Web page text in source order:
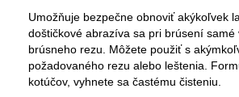
Umožňuje bezpečne obnoviť akýkoľvek
doštičkové abrazíva sa pri brúsení
brúsneho rezu. Môžete použiť s
požadovaného rezu alebo leštenia.
kotúčov, vyhnete sa častému čisteniu.